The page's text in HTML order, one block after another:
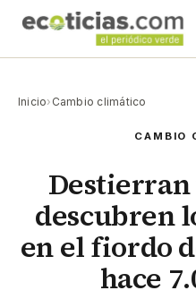
Inicio› Cambio climático
CAMBIO
Destierran
descubren
en el fiordo
hace